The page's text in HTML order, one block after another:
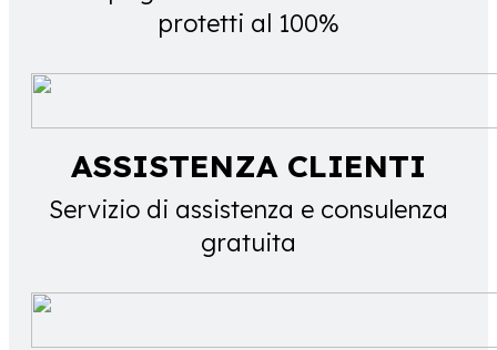
protetti al 100%
ASSISTENZA CLIENTI
Servizio di assistenza e consulenza
gratuita